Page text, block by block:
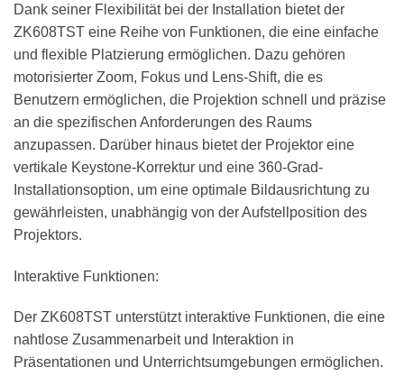
Dank seiner Flexibilität bei der Installation bietet der
ZK608TST eine Reihe von Funktionen, die eine einfache
und flexible Platzierung ermöglichen. Dazu gehören
motorisierter Zoom, Fokus und Lens-Shift, die es
Benutzern ermöglichen, die Projektion schnell und präzise
an die spezifischen Anforderungen des Raums
anzupassen. Darüber hinaus bietet der Projektor eine
vertikale Keystone-Korrektur und eine 360-Grad-
Installationsoption, um eine optimale Bildausrichtung zu
gewährleisten, unabhängig von der Aufstellposition des
Projektors.
Interaktive Funktionen:
Der ZK608TST unterstützt interaktive Funktionen, die eine
nahtlose Zusammenarbeit und Interaktion in
Präsentationen und Unterrichtsumgebungen ermöglichen.